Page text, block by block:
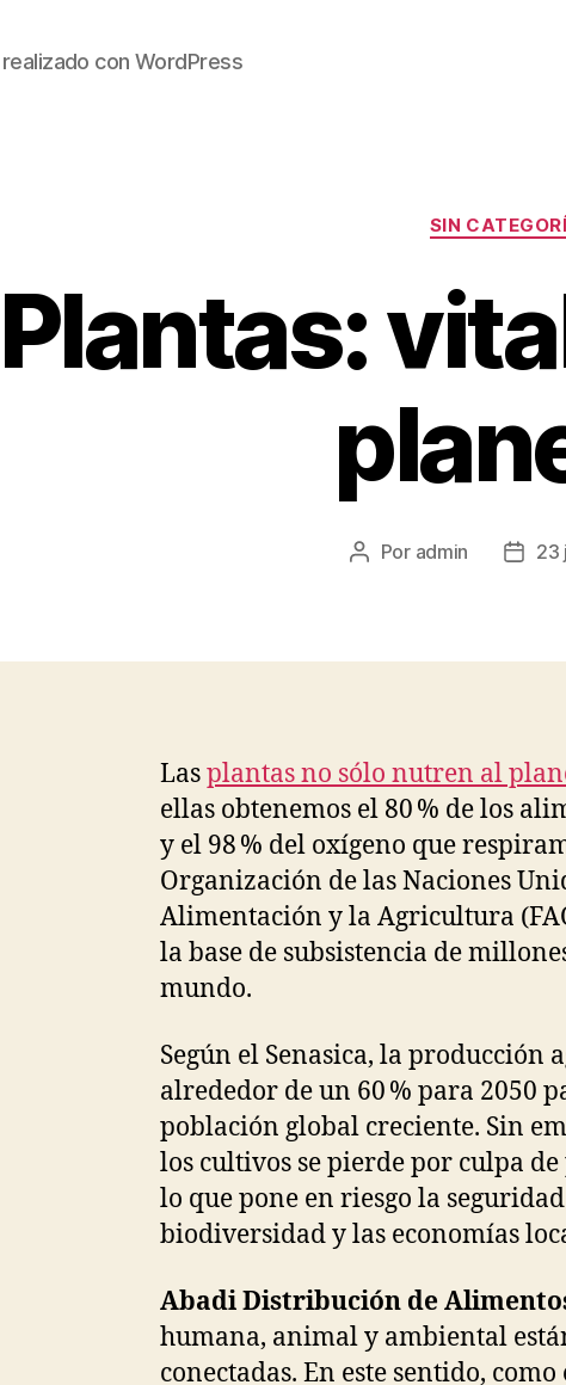
con WordPress
SIN
Plantas:
Autor
Por admin
Fecha
23
Lasplantas no sólo nutren al
ellas obtenemos el 80 % de los
y el 98 % del oxígeno que
Organización de las Naciones
Alimentación y la Agricultura
la base de subsistencia de
mundo.
Según el Senasica, la producción
alrededor de un 60 % para 2050
población global creciente. Sin
los cultivos se pierde por culpa
lo que pone en riesgo la
biodiversidad y las economías
Abadi Distribución de
humana, animal y ambiental
conectadas. En este sentido,